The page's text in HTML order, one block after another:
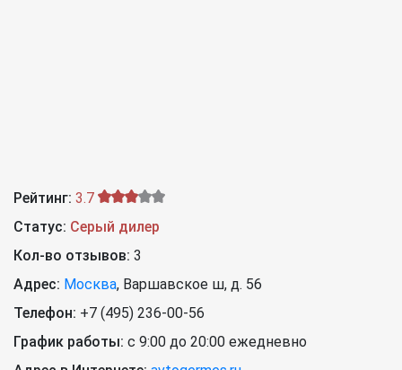
Рейтинг: 3.7
Статус: Серый дилер
Кол-во отзывов: 3
Адрес: Москва, Варшавское ш, д. 56
Телефон: +7 (495) 236-00-56
График работы: с 9:00 до 20:00 ежедневно